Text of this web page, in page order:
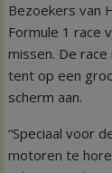
Bezoekers van
Formule 1 race
missen. De
tent op een
scherm aan.
“Speciaal voor
motoren te